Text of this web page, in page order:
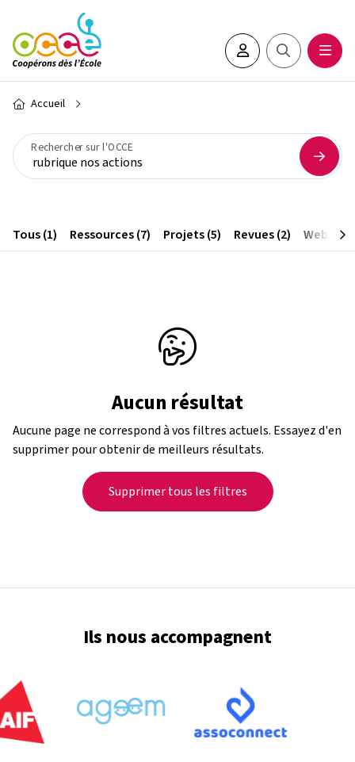
Aller au contenu principal
Espace adhérent•e
Rechercher
Fil d'Ariane
Accueil
Rechercher sur l'OCCE
Tous (1) Ressources (7) Projets (5) Revues (2)
Aucun résultat
Aucune page ne correspond à vos filtres actuels. Essayez d'en
supprimer pour obtenir de meilleurs résultats.
Supprimer tous les filtres
Ils nous accompagnent